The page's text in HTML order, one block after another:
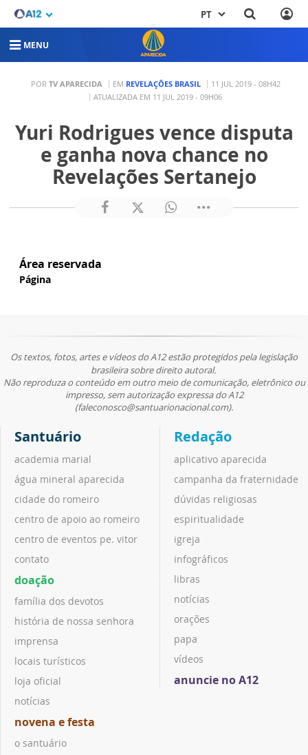
PT
MENU
POR TV APARECIDA EM REVELAÇÕES BRASIL
11 JUL 2019 - 08H42
ATUALIZADA EM 11 JUL 2019 - 09H06
Yuri Rodrigues vence disputa
e ganha nova chance no
Revelações Sertanejo
Área reservada
Página
Os textos, fotos, artes e vídeos do A12 estão protegidos pela legislação
brasileira sobre direito autoral.
Não reproduza o conteúdo em outro meio de comunicação, eletrônico ou
impresso, sem autorização expressa do A12
(faleconosco@santuarionacional.com).
Santuário
academia marial
água mineral aparecida
cidade do romeiro
centro de apoio ao romeiro
centro de eventos pe. vitor
contato
doação
família dos devotos
história de nossa senhora
imprensa
locais turísticos
loja oficial
notícias
novena e festa
o santuário
Redação
aplicativo aparecida
campanha da fraternidade
dúvidas religiosas
espiritualidade
igreja
infográficos
libras
notícias
orações
papa
vídeos
anuncie no A12